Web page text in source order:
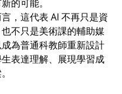
的可能。
，這代表 AI 不再只是資
不只是美術課的輔助媒
為普通科教師重新設計
表達理解、展現學習成